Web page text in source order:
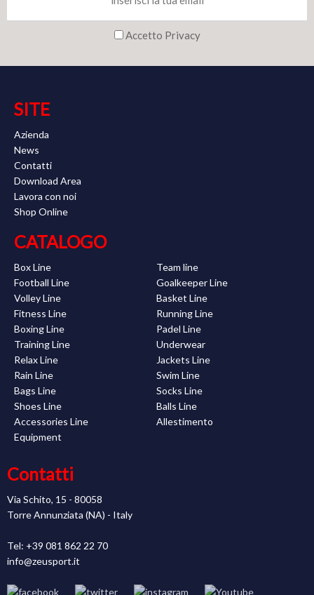
Accetto Privacy
SITE
Azienda
News
Contatti
Download Area
Lavora con noi
Shop Online
CATALOGO
Box Line
Team line
Football Line
Goalkeeper Line
Volley Line
Basket Line
Fitness Line
Running Line
Boxing Line
Padel Line
Training Line
Underwear
Relax Line
Jackets Line
Rain Line
Swim Line
Bags Line
Socks Line
Shoes Line
Balls Line
Accessories Line
Allestimento
Equipment
Contatti
Via Schito, 15 - 80058
Torre Annunziata (NA) - Italy
Tel: +39 081 862 22 70
info@zeusport.it